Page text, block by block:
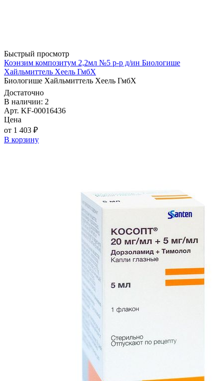
Быстрый просмотр
Коэнзим композитум 2,2мл №5 р-р д/ин Биологише
Хайльмиттель Хеель ГмбХ
Биологише Хайльмиттель Хеель ГмбХ
Достаточно
В наличии: 2
Арт. KF-00016436
Цена
от 1 403 ₽
В корзину